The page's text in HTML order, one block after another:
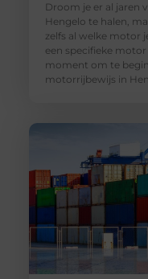
Droom je er al jaren
Hengelo te halen,
zelfs al welke motor
een specifieke
moment om te
motorrijbewijs in